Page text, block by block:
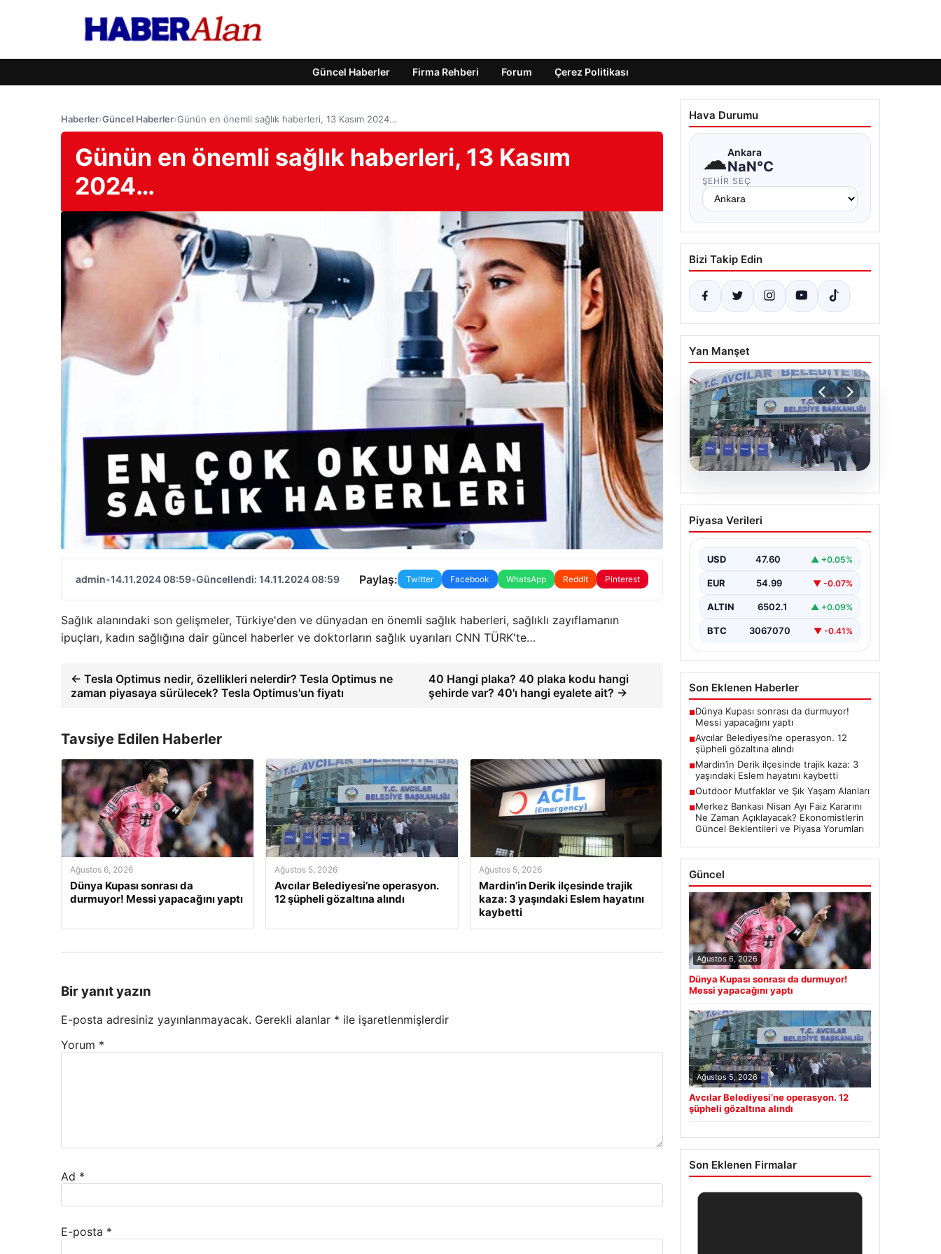
Güncel Haberler Firma Rehberi Forum Çerez Politikası
Haberler›Güncel Haberler›Günün en önemli sağlık haberleri, 13 Kasım 2024…
Günün en önemli sağlık haberleri, 13 Kasım
2024…
admin•14.11.2024 08:59•Güncellendi: 14.11.2024 08:59 Paylaş: Twitter Facebook WhatsApp Reddit Pinterest
Sağlık alanındaki son gelişmeler, Türkiye'den ve dünyadan en önemli sağlık haberleri, sağlıklı zayıflamanın
ipuçları, kadın sağlığına dair güncel haberler ve doktorların sağlık uyarıları CNN TÜRK'te…
← Tesla Optimus nedir, özellikleri nelerdir? Tesla Optimus ne
zaman piyasaya sürülecek? Tesla Optimus'un fiyatı
40 Hangi plaka? 40 plaka kodu hangi
şehirde var? 40'ı hangi eyalete ait? →
Tavsiye Edilen Haberler
Ağustos 6, 2026
Dünya Kupası sonrası da
durmuyor! Messi yapacağını yaptı
Ağustos 5, 2026
Avcılar Belediyesi’ne operasyon.
12 şüpheli gözaltına alındı
Ağustos 5, 2026
Mardin’in Derik ilçesinde trajik
kaza: 3 yaşındaki Eslem hayatını
kaybetti
Bir yanıt yazın
E-posta adresiniz yayınlanmayacak. Gerekli alanlar * ile işaretlenmişlerdir
Yorum *
Ad *
E-posta *
Hava Durumu
☁Ankara
NaN°C
ŞEHIR SEÇ
Bizi Takip Edin
Yan Manşet
05.08.2026
Avcılar Belediyesi’ne
operasyon. 12 şüpheli
Piyasa Verileri
USD 47.60 ▲ +0.05%
EUR 54.99 ▼ -0.07%
ALTIN 6502.1 ▲ +0.09%
BTC 3067070 ▼ -0.41%
Son Eklenen Haberler
■Dünya Kupası sonrası da durmuyor!
Messi yapacağını yaptı
■Avcılar Belediyesi’ne operasyon. 12
şüpheli gözaltına alındı
■Mardin’in Derik ilçesinde trajik kaza: 3
yaşındaki Eslem hayatını kaybetti
■Outdoor Mutfaklar ve Şık Yaşam Alanları
■Merkez Bankası Nisan Ayı Faiz Kararını
Ne Zaman Açıklayacak? Ekonomistlerin
Güncel Beklentileri ve Piyasa Yorumları
Güncel
Ağustos 6, 2026
Dünya Kupası sonrası da durmuyor!
Messi yapacağını yaptı
Ağustos 5, 2026
Avcılar Belediyesi’ne operasyon. 12
şüpheli gözaltına alındı
Son Eklenen Firmalar